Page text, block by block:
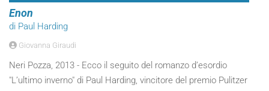
Enon
di Paul Harding
Giovanna Giraudi
Neri Pozza, 2013 - Ecco il seguito del romanzo d’esordio
"L’ultimo inverno" di Paul Harding, vincitore del premio Pulitzer